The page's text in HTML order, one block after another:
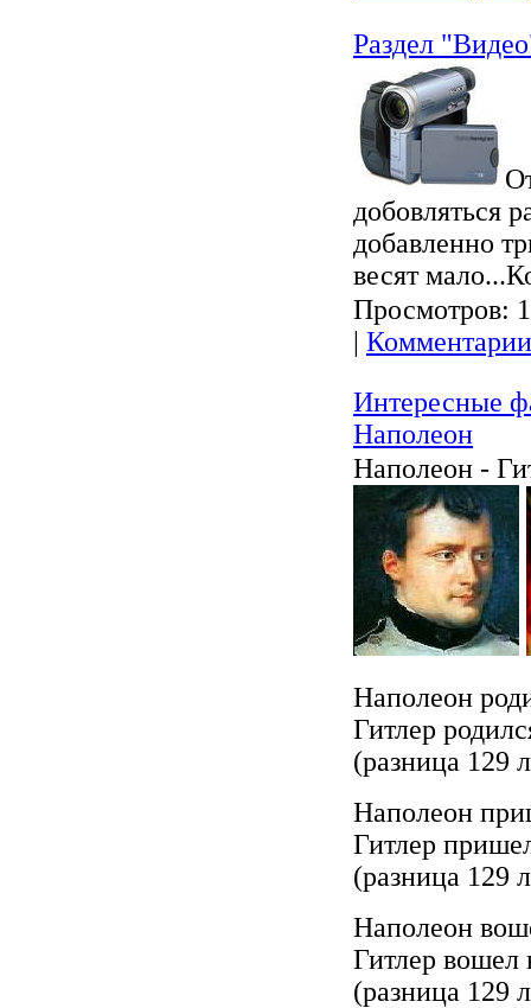
Раздел
добовляться
добавленно
весят
Просмотров:
|
Интересные
Наполеон
Наполеон -
Наполеон
Гитлер
(разница 129
Наполеон
Гитлер
(разница 129
Наполеон
Гитлер вошел
(разница 129